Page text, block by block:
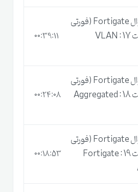
آموزش فایروال Fortigate (فورتی
گیت) قسمت 17 : VLAN
00:39:11
آموزش فایروال Fortigate (فورتی
گیت) قسمت 18 : Aggregated
00:24:08
آموزش فایروال Fortigate (فورتی
گیت) قسمت 19 : Fortigate
00:18:53